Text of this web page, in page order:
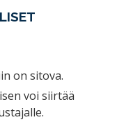
on sitova.
voi siirtää